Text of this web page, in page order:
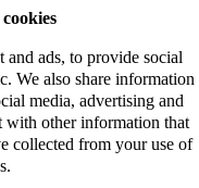
and ads, to provide social
We also share information
media, advertising and
with other information that
collected from your use of